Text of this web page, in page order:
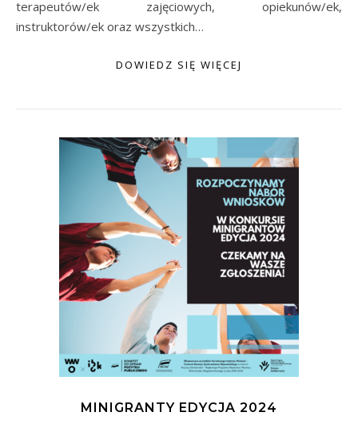
terapeutów/ek zajęciowych, opiekunów/ek,
instruktorów/ek oraz wszystkich…
DOWIEDZ SIĘ WIĘCEJ
MINIGRANTY EDYCJA 2024